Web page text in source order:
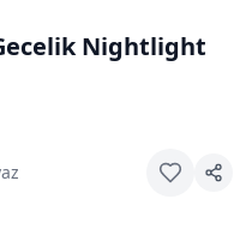
Nightlight